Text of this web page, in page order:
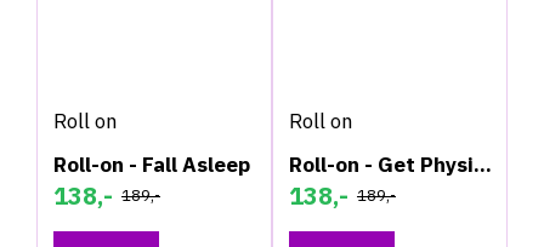
Roll on
Roll-on - Fall Asleep
138,- 189,-
Roll on
Roll-on - Get Physical
138,- 189,-